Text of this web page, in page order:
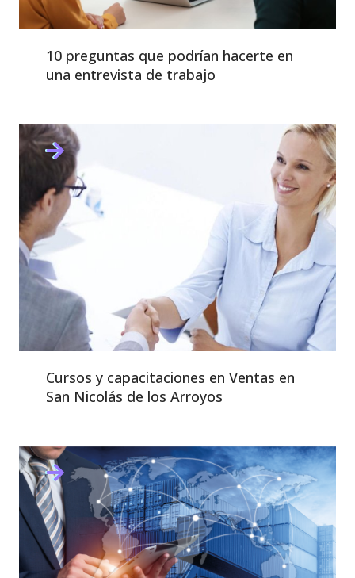
10 preguntas que podrían hacerte en
una entrevista de trabajo
Cursos y capacitaciones en Ventas en
San Nicolás de los Arroyos